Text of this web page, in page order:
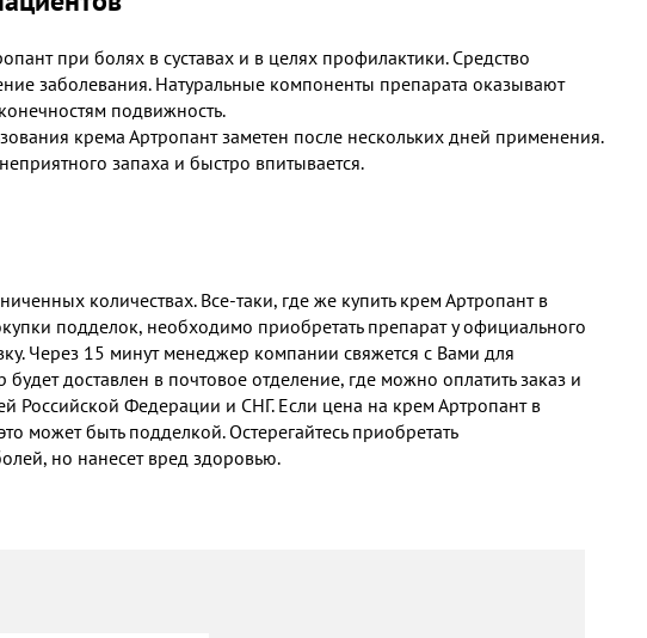
при болях в суставах и в целях профилактики. Средство
заболевания. Натуральные компоненты препарата оказывают
подвижность.
крема Артропант заметен после нескольких дней применения.
запаха и быстро впитывается.
количествах. Все-таки, где же купить крем Артропант в
подделок, необходимо приобретать препарат у официального
Через 15 минут менеджер компании свяжется с Вами для
доставлен в почтовое отделение, где можно оплатить заказ и
Российской Федерации и СНГ. Если цена на крем Артропант в
может быть подделкой. Остерегайтесь приобретать
но нанесет вред здоровью.